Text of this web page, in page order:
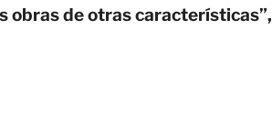
obras de otras características”,